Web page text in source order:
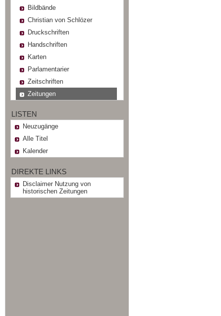
Bildbände
Christian von Schlözer
Druckschriften
Handschriften
Karten
Parlamentarier
Zeitschriften
Zeitungen
LISTEN
Neuzugänge
Alle Titel
Kalender
DIREKTE LINKS
Disclaimer Nutzung von
historischen Zeitungen